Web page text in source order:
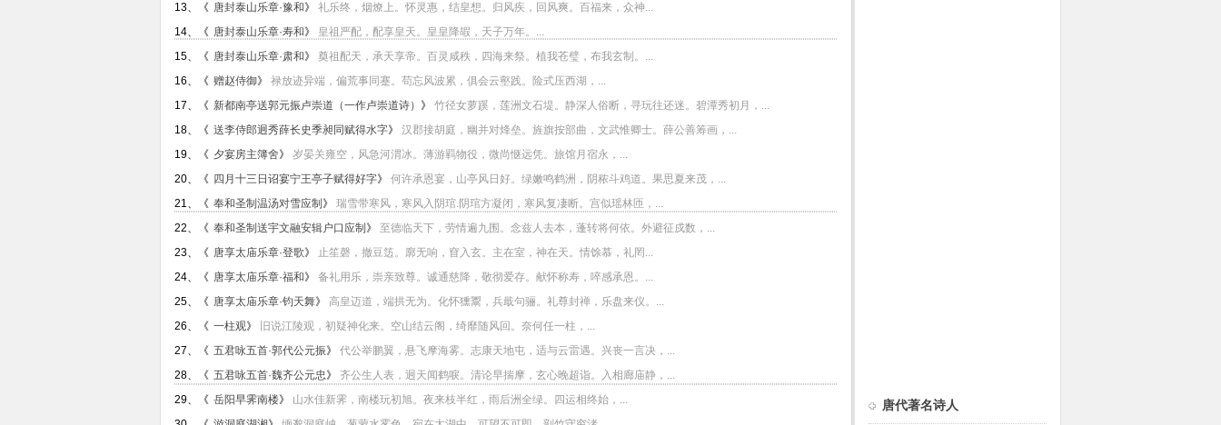
13、《 唐封泰山乐章·豫和》 礼乐终，烟燎上。怀灵惠，结皇想。归风疾，回风爽。百福来，众神...
14、《 唐封泰山乐章·寿和》 皇祖严配，配享皇天。皇皇降嘏，天子万年。...
15、《 唐封泰山乐章·肃和》 奠祖配天，承天享帝。百灵咸秩，四海来祭。植我苍璧，布我玄制。...
16、《 赠赵侍御》 禄放迹异端，偏荒事同蹇。苟忘风波累，俱会云壑践。险式压西湖，...
17、《 新都南亭送郭元振卢崇道（一作卢崇道诗） 》 竹径女萝蹊，莲洲文石堤。静深人俗断，寻玩往还迷。碧潭秀初月，...
18、《 送李侍郎迥秀薛长史季昶同赋得水字》 汉郡接胡庭，幽并对烽垒。旌旗按部曲，文武惟卿士。薛公善筹画，...
19、《 夕宴房主簿舍》 岁晏关雍空，风急河渭冰。薄游羁物役，微尚惬远凭。旅馆月宿永，...
20、《 四月十三日诏宴宁王亭子赋得好字》 何许承恩宴，山亭风日好。绿嫩鸣鹤洲，阴秾斗鸡道。果思夏来茂，...
21、《 奉和圣制温汤对雪应制 》 瑞雪带寒风，寒风入阴琯.阴琯方凝闭，寒风复凄断。宫似瑶林匝，...
22、《 奉和圣制送宇文融安辑户口应制 》 至德临天下，劳情遍九围。念兹人去本，蓬转将何依。外避征戍数，...
23、《 唐享太庙乐章·登歌》
止笙磬，撤豆笾。廓无响，窅入玄。主在室，神在天。情馀慕，礼罔...
24、《 唐享太庙乐章·福和》 备礼用乐，崇亲致尊。诚通慈降，敬彻爱存。献怀称寿，啐感承恩。...
25、《 唐享太庙乐章·钧天舞》 高皇迈道，端拱无为。化怀獯鬻，兵戢句骊。礼尊封禅，乐盘来仪。...
26、《 一柱观》
旧说江陵观，初疑神化来。空山结云阁，绮靡随风回。奈何任一柱，...
27、《 五君咏五首·郭代公元振》 代公举鹏翼，悬飞摩海雾。志康天地屯，适与云雷遇。兴丧一言决，...
28、《 五君咏五首·魏齐公元忠》 齐公生人表，迥天闻鹤唳。清论早揣摩，玄心晚超诣。入相廊庙静，...
29、《 岳阳早霁南楼》 山水佳新霁，南楼玩初旭。夜来枝半红，雨后洲全绿。四运相终始，...
唐代著名诗人